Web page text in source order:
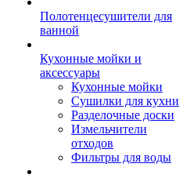
Полотенцесушители для
ванной
Кухонные мойки и
аксессуары
Кухонные мойки
Сушилки для кухни
Разделочные доски
Измельчители
отходов
Фильтры для воды